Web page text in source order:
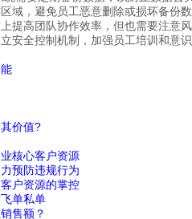
域，避免员工恶意删除或损坏备份
提高团队协作效率，但也需要注意
安全控制机制，加强员工培训和意
价值?
核心客户资源
预防违规行为
户资源的掌控
单私单
售额？